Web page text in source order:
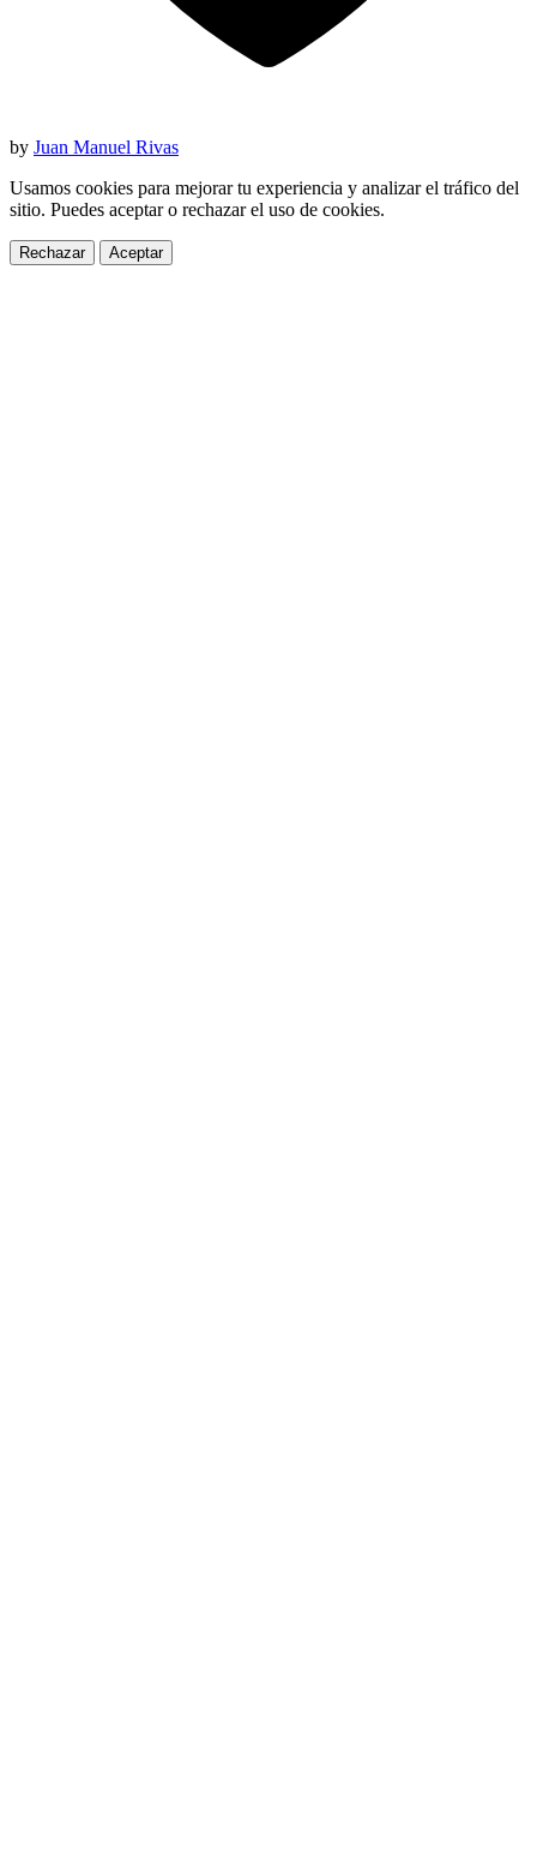
by Juan Manuel Rivas
Usamos cookies para mejorar tu experiencia y analizar el tráfico del
sitio. Puedes aceptar o rechazar el uso de cookies.
Rechazar Aceptar